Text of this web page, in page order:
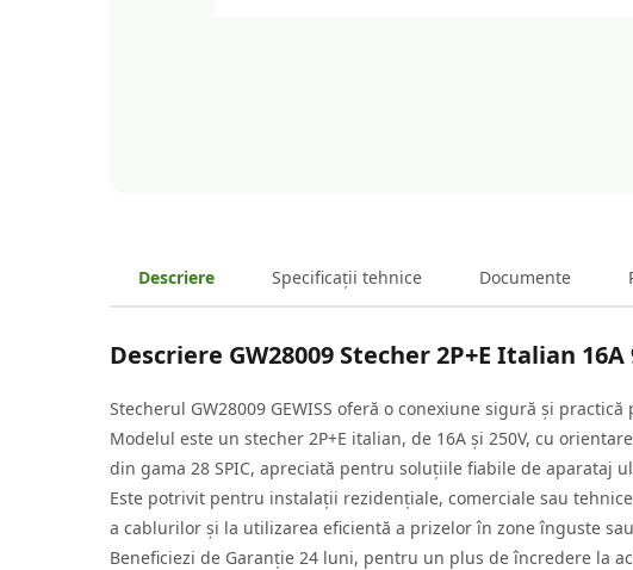
Descriere Specificații tehnice Documente
Descriere GW28009 Stecher 2P+E Italian 16A
Stecherul GW28009 GEWISS oferă o conexiune sigură și
Modelul este un stecher 2P+E italian, de 16A și 250V, cu
din gama 28 SPIC, apreciată pentru soluțiile fiabile de aparataj
Este potrivit pentru instalații rezidențiale, comerciale sau
a cablurilor și la utilizarea eficientă a prizelor în zone înguste
Beneficiezi de Garanție 24 luni, pentru un plus de încredere la